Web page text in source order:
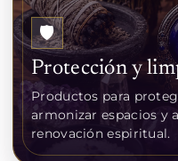
🛡️
Protección y
Productos para
armonizar espacios y
renovación espiritual.